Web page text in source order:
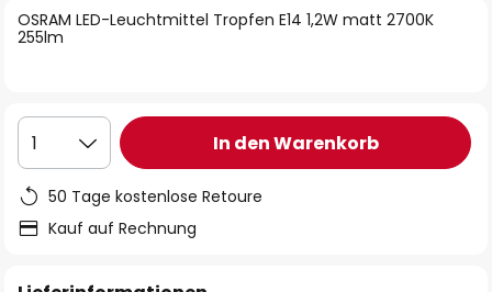
springen
OSRAM LED-Leuchtmittel Tropfen E14 1,2W matt 2700K
255lm
1 In den Warenkorb
50 Tage kostenlose Retoure
Kauf auf Rechnung